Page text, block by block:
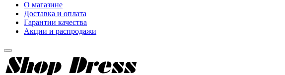
О магазине
Доставка и оплата
Гарантии качества
Акции и распродажи